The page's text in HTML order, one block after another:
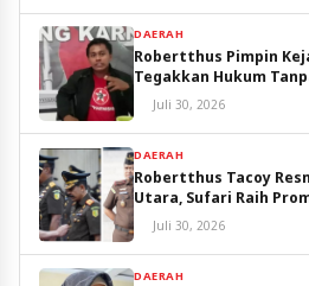
DAERAH
Robertthus Pimpin
Tegakkan Hukum
Juli 30, 2026
DAERAH
Robertthus Tacoy
Utara, Sufari Raih
Juli 30, 2026
DAERAH